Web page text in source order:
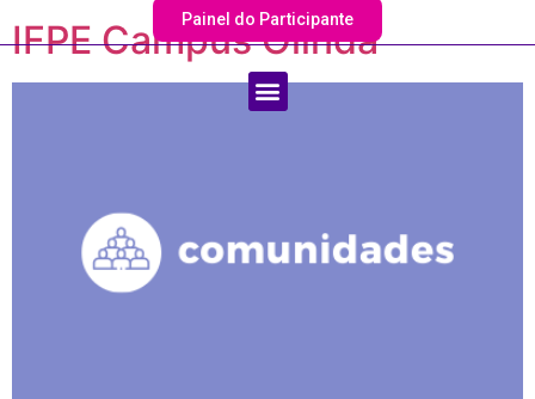
Painel do Participante
IFPE Campus Olinda